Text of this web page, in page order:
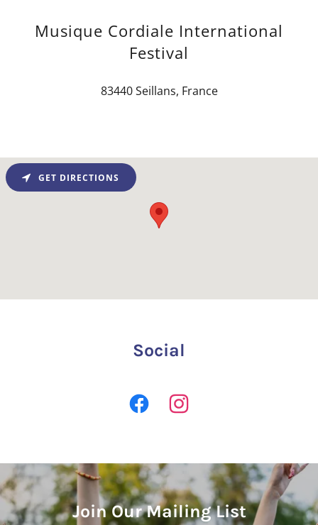
Musique Cordiale International
Festival
83440 Seillans, France
GET DIRECTIONS
Social
Join Our Mailing List